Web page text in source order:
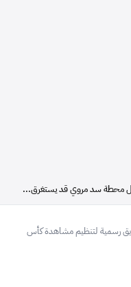
محطة سد مروي قد يستغرق...
رسمية لتنظيم مشاهدة كأس